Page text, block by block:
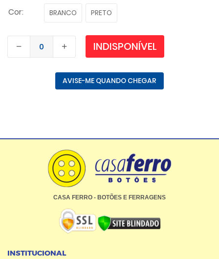
Cor: BRANCO PRETO
INDISPONÍVEL
AVISE-ME QUANDO CHEGAR
CASA FERRO - BOTÕES E FERRAGENS
INSTITUCIONAL